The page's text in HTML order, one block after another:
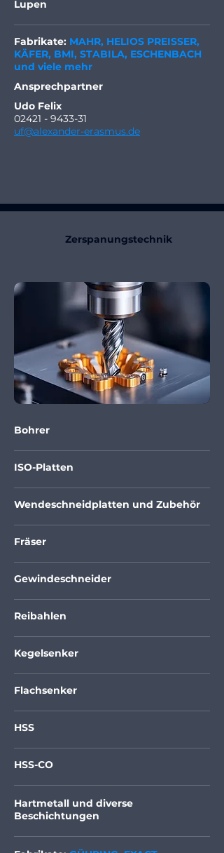
Lupen
Fabrikate: MAHR, HELIOS PREISSER,
KÄFER, BMI, STABILA, ESCHENBACH
und viele mehr
Ansprechpartner
Udo Felix
02421 - 9433-31
uf@alexander-erasmus.de
Zerspanungstechnik
Bohrer
ISO-Platten
Wendeschneidplatten und Zubehör
Fräser
Gewindeschneider
Reibahlen
Kegelsenker
Flachsenker
HSS
HSS-CO
Hartmetall und diverse
Beschichtungen